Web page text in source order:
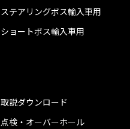
ステアリングボス輸入車用
ショートボス輸入車用
取説ダウンロード
点検・オーバーホール